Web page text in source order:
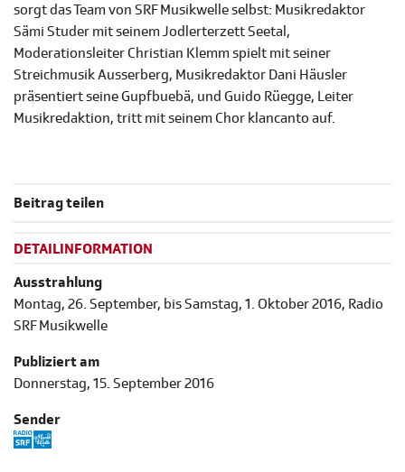
sorgt das Team von SRF Musikwelle selbst: Musikredaktor
Sämi Studer mit seinem Jodlerterzett Seetal,
Moderationsleiter Christian Klemm spielt mit seiner
Streichmusik Ausserberg, Musikredaktor Dani Häusler
präsentiert seine Gupfbuebä, und Guido Rüegge, Leiter
Musikredaktion, tritt mit seinem Chor klancanto auf.
Beitrag teilen
DETAILINFORMATION
Ausstrahlung
Montag, 26. September, bis Samstag, 1. Oktober 2016, Radio
SRF Musikwelle
Publiziert am
Donnerstag, 15. September 2016
Sender